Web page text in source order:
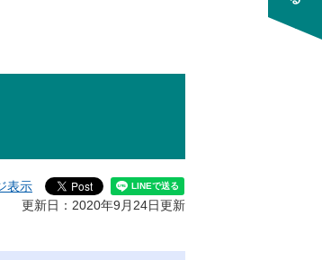
表示
更新日：2020年9月24日更新